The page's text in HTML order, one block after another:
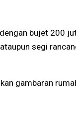
bujet 200
segi
gambaran